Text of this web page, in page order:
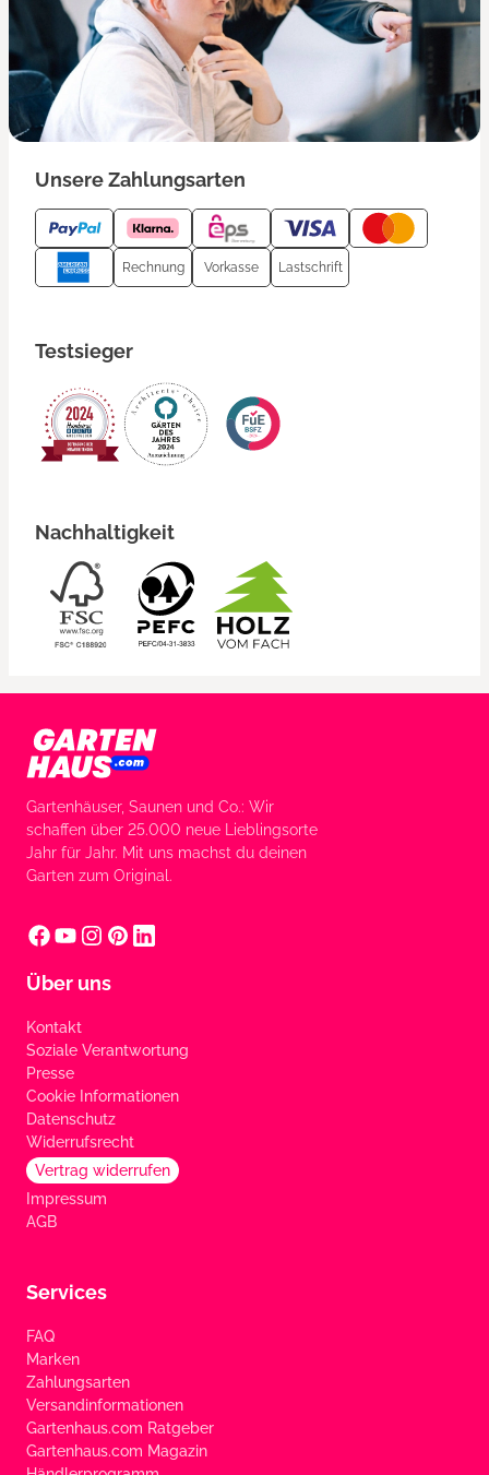
Unsere Zahlungsarten
Rechnung Vorkasse Lastschrift
Testsieger
Nachhaltigkeit
Gartenhäuser, Saunen und Co.: Wir
schaffen über 25.000 neue Lieblingsorte
Jahr für Jahr. Mit uns machst du deinen
Garten zum Original.
Über uns
Kontakt
Soziale Verantwortung
Presse
Cookie Informationen
Datenschutz
Widerrufsrecht
Vertrag widerrufen
Impressum
AGB
Services
FAQ
Marken
Zahlungsarten
Versandinformationen
Gartenhaus.com Ratgeber
Gartenhaus.com Magazin